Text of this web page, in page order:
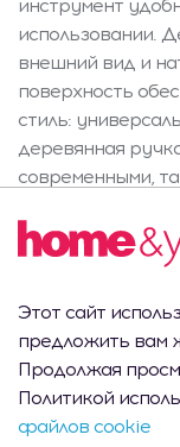
инструмент
использовании.
внешний вид и
поверхность
стиль:
деревянная
современными,
логотип
изготовления.
овощечистка
подарком.
комплекте
см x 2,5 см.
нержавеющей
Этот сайт
предложить вам
Продолжая
Политикой
файлов cookie